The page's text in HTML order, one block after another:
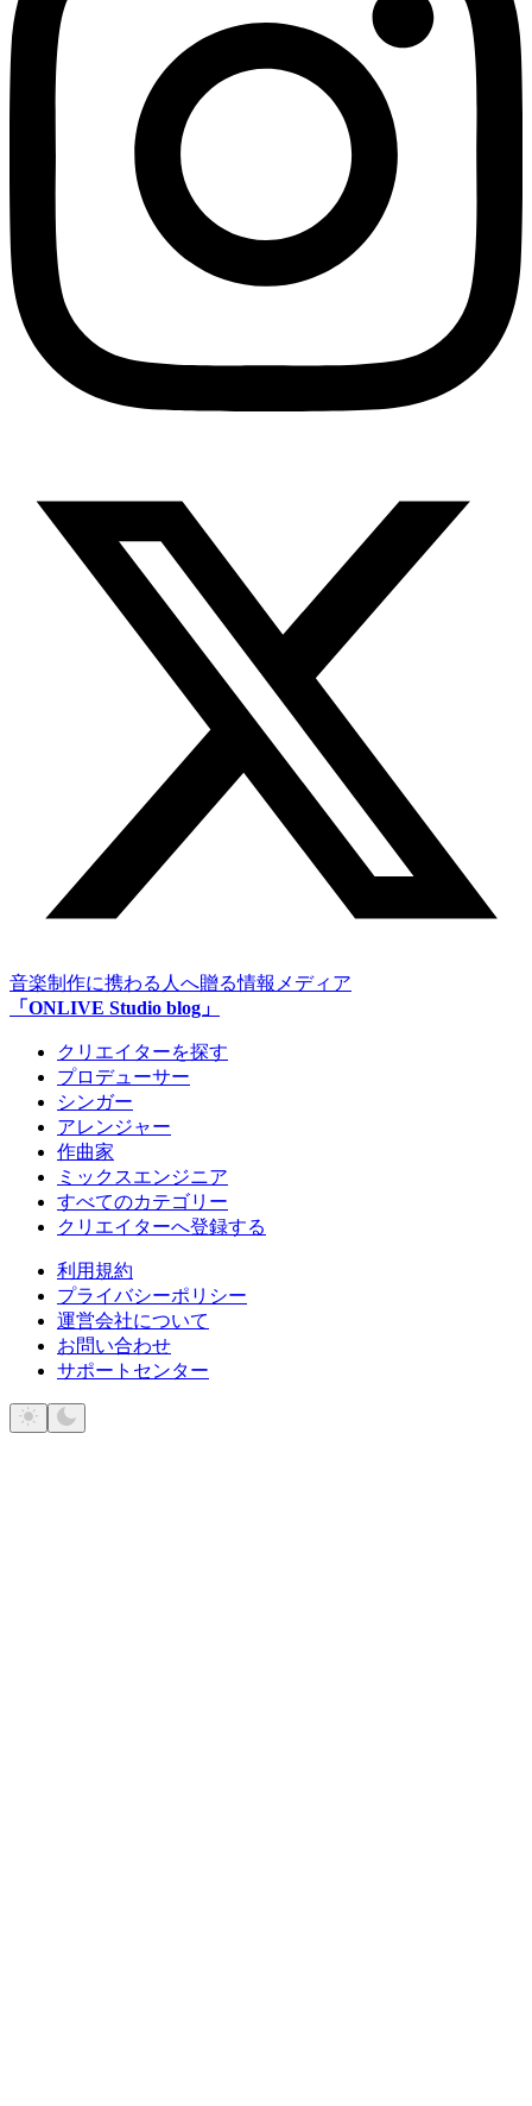
音楽制作に携わる人へ贈る情報メディア
「ONLIVE Studio blog」
クリエイターを探す
プロデューサー
シンガー
アレンジャー
作曲家
ミックスエンジニア
すべてのカテゴリー
クリエイターへ登録する
利用規約
プライバシーポリシー
運営会社について
お問い合わせ
サポートセンター